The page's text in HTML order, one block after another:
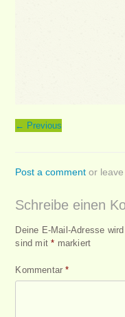
← Previous
Post a comment or
Schreibe einen
Deine E-Mail-Adresse
sind mit* markiert
Kommentar*